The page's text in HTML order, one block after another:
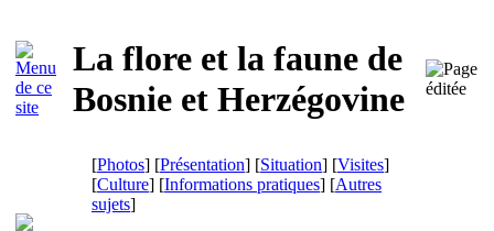
La flore et la faune de
Bosnie et Herzégovine
[Photos] [Présentation] [Situation] [Visites]
[Culture] [Informations pratiques] [Autres
sujets]